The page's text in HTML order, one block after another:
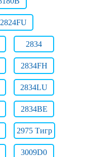
2824FU
2834
2834FH
2834LU
2834ВЕ
2975 Тигр
3009D0